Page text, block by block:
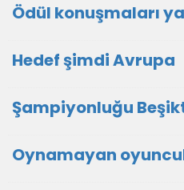
Ödül konuşmaları
Hedef şimdi Avrupa
Şampiyonluğu
Oynamayan